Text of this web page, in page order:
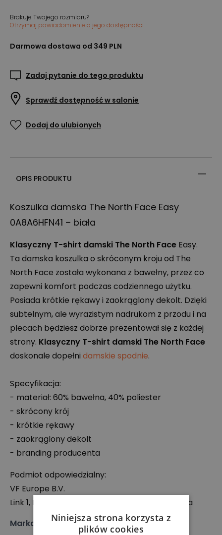
Brakuje Twojego rozmiaru?
Otrzymaj powiadomienie o jego dostępności
Darmowa dostawa od 349 PLN
Zadaj pytanie do tego produktu
Sprawdź dostępność w salonie
Dodaj do ulubionych
OPIS PRODUKTU
Koszulka damska The North Face Easy
0A8A6HFN41 – biała
Klasyczny T-shirt damski The North Face Easy.
Ta damska koszulka o skróconym kroju od The
North Face została wykonana z bawełny, przez co
zapewni komfort podczas codziennego użytku.
Posiada krótkie rękawy i zaokrąglony dekolt. Dzięki
subtelnym, ale wyrazistym nadrukom z przodu i na
plecach będziesz dobrze prezentował się z każdej
strony. Klasyczny T-shirt damski The North Face
doskonale dopełni damskie spodnie.
Specyfikacja:
- materiał: 60% bawełna, 40% poliester
- skrócony krój
- krótkie rękawy
- zaokrąglony dekolt
- branding producenta
Podmiot odpowiedzialny:
VF Europe B.V.
Link 1, Posthofbrug 2-4, 2600 Antwerpen, Belgia
Marka
The North Face
Niniejsza strona korzysta z
plików cookies